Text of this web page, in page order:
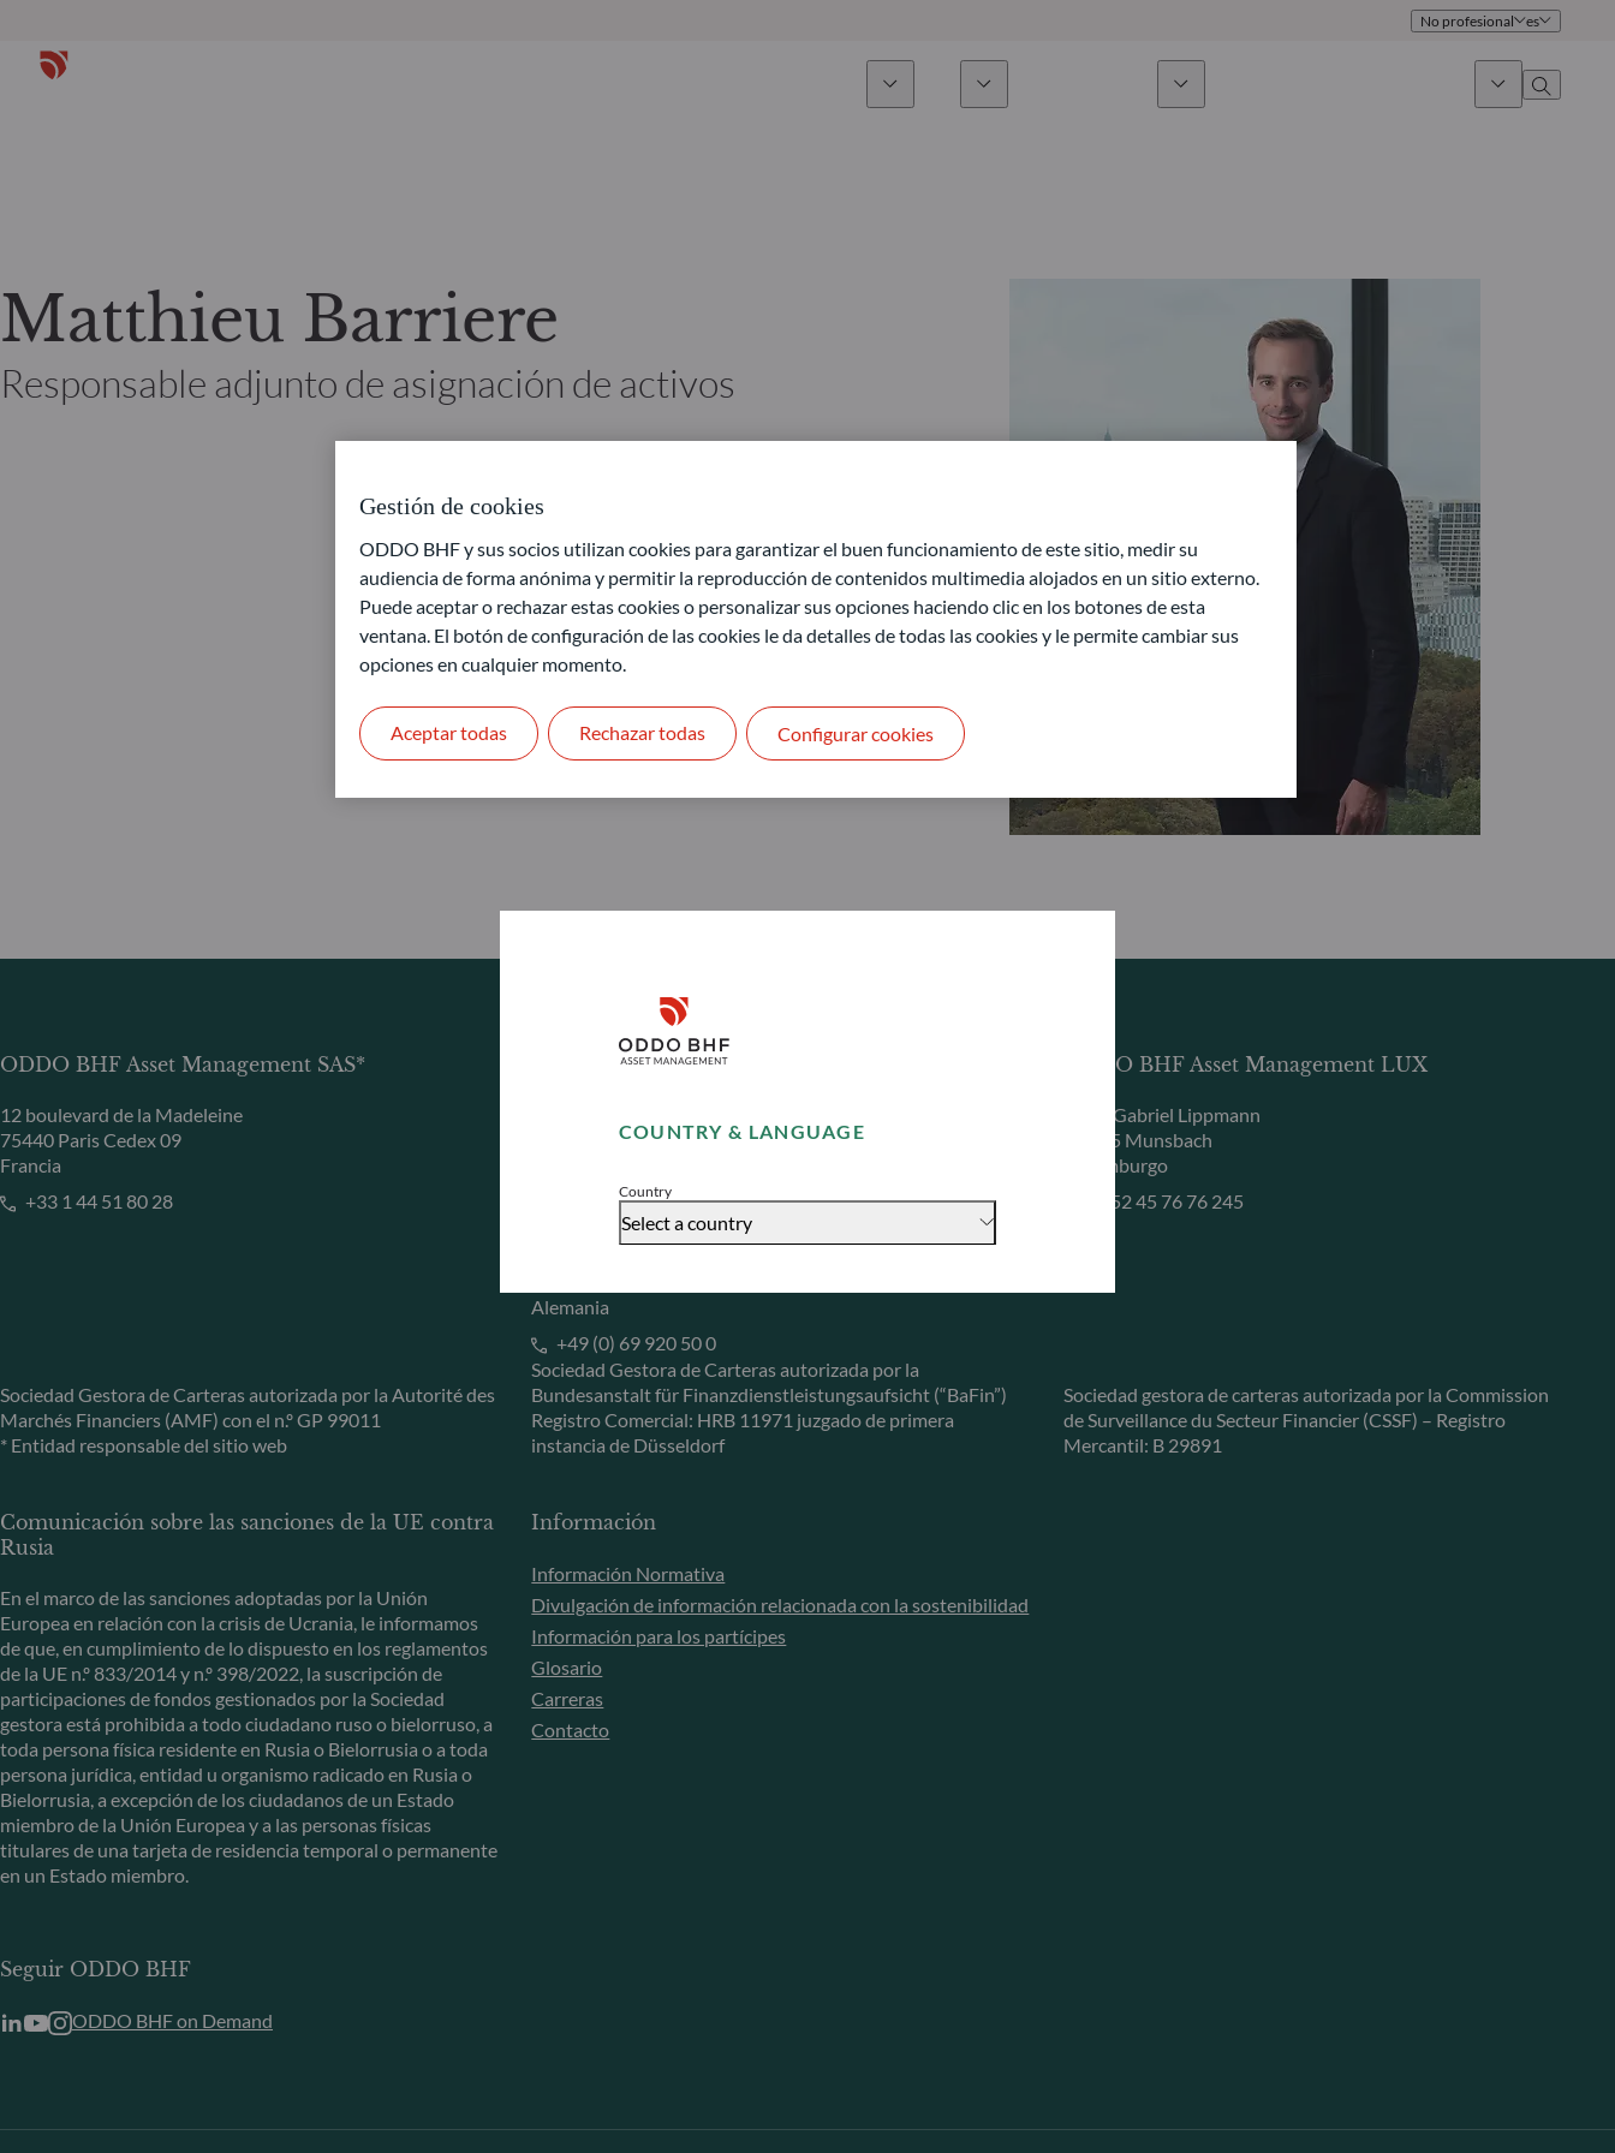
COUNTRY & LANGUAGE
Country
Select a country
Disclaimer
Accept
No profesional es
Contacto
Matthieu Barriere
Responsable adjunto de asignación de activos
ODDO BHF Asset Management SAS*
12 boulevard de la Madeleine
75440 Paris Cedex 09
Francia
+33 1 44 51 80 28
Sociedad Gestora de Carteras autorizada por la Autorité des
Marchés Financiers (AMF) con el n.º GP 99011
* Entidad responsable del sitio web
ODDO BHF Asset Management GmbH
40217 Düsseldorf
+49 (0) 211 239 24 01
Alemania
+49 (0) 69 920 50 0
Sociedad Gestora de Carteras autorizada por la
Bundesanstalt für Finanzdienstleistungsaufsicht (“BaFin”)
Registro Comercial: HRB 11971 juzgado de primera
instancia de Düsseldorf
ODDO BHF Asset Management LUX
6, rue Gabriel Lippmann
L-5365 Munsbach
Luxemburgo
+352 45 76 76 245
Sociedad gestora de carteras autorizada por la Commission
de Surveillance du Secteur Financier (CSSF) – Registro
Mercantil: B 29891
Comunicación sobre las sanciones de la UE contra
Rusia
En el marco de las sanciones adoptadas por la Unión
Europea en relación con la crisis de Ucrania, le informamos
de que, en cumplimiento de lo dispuesto en los reglamentos
de la UE n.º 833/2014 y n.º 398/2022, la suscripción de
participaciones de fondos gestionados por la Sociedad
gestora está prohibida a todo ciudadano ruso o bielorruso, a
toda persona física residente en Rusia o Bielorrusia o a toda
persona jurídica, entidad u organismo radicado en Rusia o
Bielorrusia, a excepción de los ciudadanos de un Estado
miembro de la Unión Europea y a las personas físicas
titulares de una tarjeta de residencia temporal o permanente
en un Estado miembro.
Información
Información Normativa
Divulgación de información relacionada con la sostenibilidad
Información para los partícipes
Glosario
Carreras
Contacto
Seguir ODDO BHF
ODDO BHF on Demand
Gestión de cookies
ODDO BHF y sus socios utilizan cookies para garantizar el buen funcionamiento de este sitio, medir su
audiencia de forma anónima y permitir la reproducción de contenidos multimedia alojados en un sitio externo.
Puede aceptar o rechazar estas cookies o personalizar sus opciones haciendo clic en los botones de esta
ventana. El botón de configuración de las cookies le da detalles de todas las cookies y le permite cambiar sus
opciones en cualquier momento.
Rechazar todas
Aceptar todas Configurar cookies